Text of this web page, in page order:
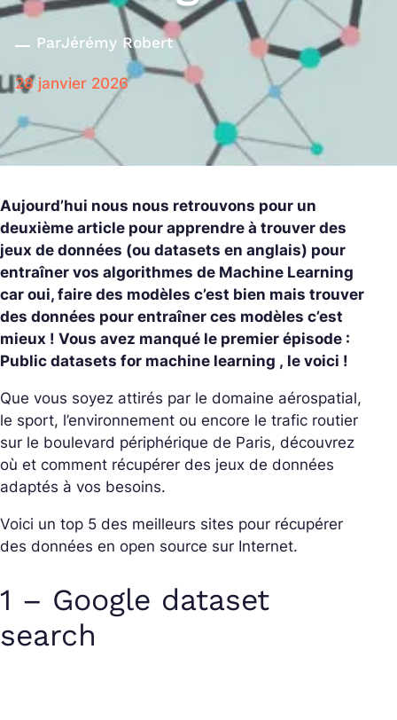
ParJérémy Robert
28 janvier 2026
Aujourd’hui nous nous retrouvons pour un
deuxième article pour apprendre à trouver des
jeux de données (ou datasets en anglais) pour
entraîner vos algorithmes de Machine Learning
car oui, faire des modèles c’est bien mais trouver
des données pour entraîner ces modèles c’est
mieux ! Vous avez manqué le premier épisode :
Public datasets for machine learning , le voici !
Que vous soyez attirés par le domaine aérospatial,
le sport, l’environnement ou encore le trafic routier
sur le boulevard périphérique de Paris, découvrez
où et comment récupérer des jeux de données
adaptés à vos besoins.
Voici un top 5 des meilleurs sites pour récupérer
des données en open source sur Internet.
1 – Google dataset
search